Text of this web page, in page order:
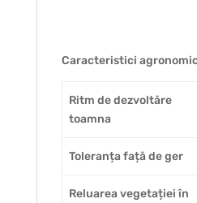
Caracteristici
Ritm de dezvoltăre
toamna
Toleranța față de ger
Reluarea vegetației în